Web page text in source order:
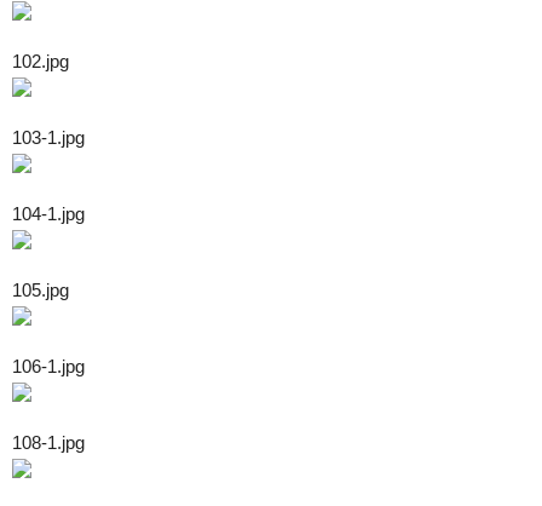
102.jpg
103-1.jpg
104-1.jpg
105.jpg
106-1.jpg
108-1.jpg